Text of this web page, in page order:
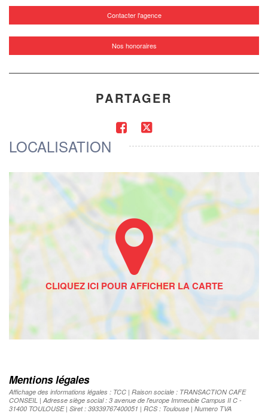
Contacter l'agence
Nos honoraires
PARTAGER
LOCALISATION
Mentions légales
Affichage des informations légales : TCC | Raison sociale : TRANSACTION CAFE
CONSEIL | Adresse siège social : 3 avenue de l'europe Immeuble Campus II C -
31400 TOULOUSE | Siret : 39339767400051 | RCS : Toulouse | Numero TVA